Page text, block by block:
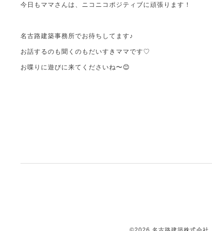
今日もママさんは、ニコニコポジティブに頑張ります！
名古路建築事務所でお待ちしてます♪
お話するのも聞くのもだいすきママです♡
お喋りに遊びに来てくださいね〜😊